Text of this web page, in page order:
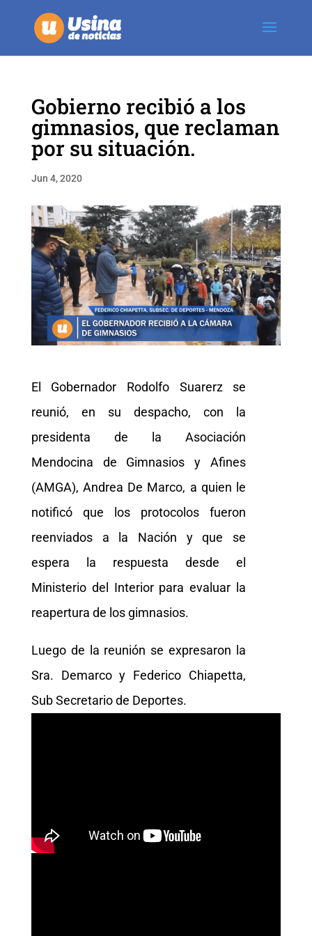
Gobierno recibió a los
gimnasios, que reclaman
por su situación.
Jun 4, 2020
El Gobernador Rodolfo Suarerz se
reunió, en su despacho, con la
presidenta de la Asociación
Mendocina de Gimnasios y Afines
(AMGA), Andrea De Marco, a quien le
notificó que los protocolos fueron
reenviados a la Nación y que se
espera la respuesta desde el
Ministerio del Interior para evaluar la
reapertura de los gimnasios.
Luego de la reunión se expresaron la
Sra. Demarco y Federico Chiapetta,
Sub Secretario de Deportes.